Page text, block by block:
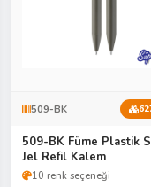
509-BK
509-BK Füme Plastik
Jel Refil Kalem
10 renk seçeneği